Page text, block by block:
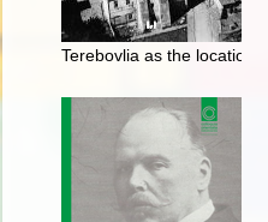
Terebovlia as the location